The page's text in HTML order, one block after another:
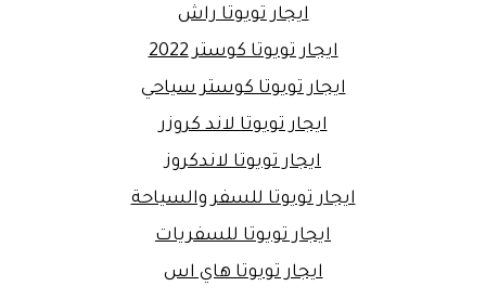
ايجار تويوتا راش
ايجار تويوتا كوستر 2022
ايجار تويوتا كوستر سياحي
ايجار تويوتا لاند كروزر
ايجار تويوتا لاندكروز
ايجار تويوتا للسفر والسياحة
ايجار تويوتا للسفريات
ايجار تويوتا هاي اس